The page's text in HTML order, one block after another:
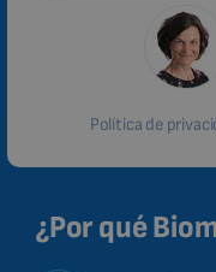
Política de
¿Por qué